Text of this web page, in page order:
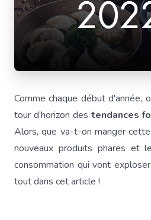
Comme chaque début d'année,
tour d’horizon des tendances
Alors, que va-t-on manger
nouveaux produits phares et
consommation qui vont
tout dans cet article !